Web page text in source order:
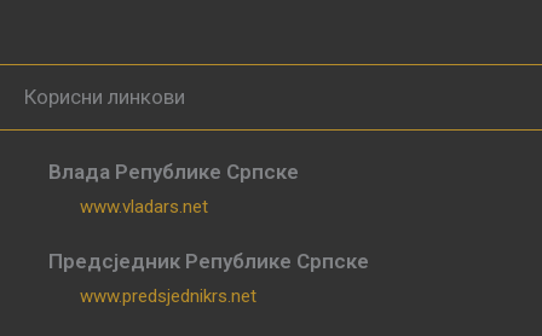
Корисни линкови
Влада Републике Српске
www.vladars.net
Предсједник Републике Српске
www.predsjednikrs.net